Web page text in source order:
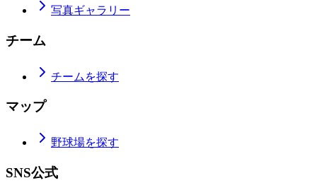
写真ギャラリー
チーム
チームを探す
マップ
野球場を探す
SNS公式